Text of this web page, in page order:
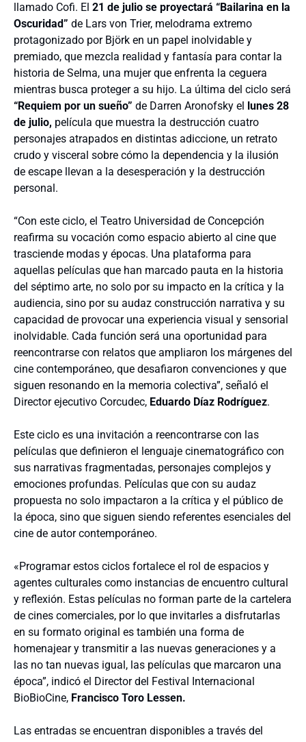
llamado Cofi. El 21 de julio se proyectará “Bailarina en la
Oscuridad” de Lars von Trier, melodrama extremo
protagonizado por Björk en un papel inolvidable y
premiado, que mezcla realidad y fantasía para contar la
historia de Selma, una mujer que enfrenta la ceguera
mientras busca proteger a su hijo. La última del ciclo será
“Requiem por un sueño” de Darren Aronofsky el lunes 28
de julio, película que muestra la destrucción cuatro
personajes atrapados en distintas adiccione, un retrato
crudo y visceral sobre cómo la dependencia y la ilusión
de escape llevan a la desesperación y la destrucción
personal.
“Con este ciclo, el Teatro Universidad de Concepción
reafirma su vocación como espacio abierto al cine que
trasciende modas y épocas. Una plataforma para
aquellas películas que han marcado pauta en la historia
del séptimo arte, no solo por su impacto en la crítica y la
audiencia, sino por su audaz construcción narrativa y su
capacidad de provocar una experiencia visual y sensorial
inolvidable. Cada función será una oportunidad para
reencontrarse con relatos que ampliaron los márgenes del
cine contemporáneo, que desafiaron convenciones y que
siguen resonando en la memoria colectiva”, señaló el
Director ejecutivo Corcudec, Eduardo Díaz Rodríguez.
Este ciclo es una invitación a reencontrarse con las
películas que definieron el lenguaje cinematográfico con
sus narrativas fragmentadas, personajes complejos y
emociones profundas. Películas que con su audaz
propuesta no solo impactaron a la crítica y el público de
la época, sino que siguen siendo referentes esenciales del
cine de autor contemporáneo.
«Programar estos ciclos fortalece el rol de espacios y
agentes culturales como instancias de encuentro cultural
y reflexión. Estas películas no forman parte de la cartelera
de cines comerciales, por lo que invitarles a disfrutarlas
en su formato original es también una forma de
homenajear y transmitir a las nuevas generaciones y a
las no tan nuevas igual, las películas que marcaron una
época”, indicó el Director del Festival Internacional
BioBioCine, Francisco Toro Lessen.
Las entradas se encuentran disponibles a través del